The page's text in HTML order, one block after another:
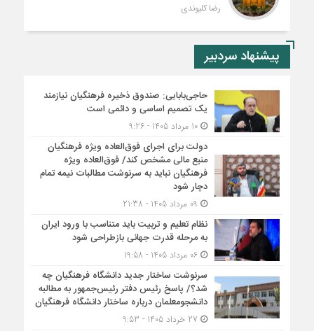
رضا کلیوندی
پیشنهاد سردبیر
حاجی‌بابایی: صندوق ذخیره فرهنگیان نیازمند
یک تصمیم اساسی و دائمی است
10 مرداد 1405 - 9:26
دولت برای اجرای فوق‌العاده ویژه فرهنگیان
منبع مالی مشخص کند/ فوق‌العاده ویژه
فرهنگیان نباید به سرنوشت مطالبات نیمه‌ تمام
دچار شود
نظام تعلیم و تربیت باید متناسب با ورود ایران
به مرحله قدرت جهانی بازطراحی شود
06 مرداد 1405 - 19:58
سرنوشت ساختار جدید دانشگاه فرهنگیان چه
شد؟/ پاسخ رئیس دفتر رئیس‌جمهور به مطالبه
دانشجومعلمان درباره ساختار دانشگاه فرهنگیان